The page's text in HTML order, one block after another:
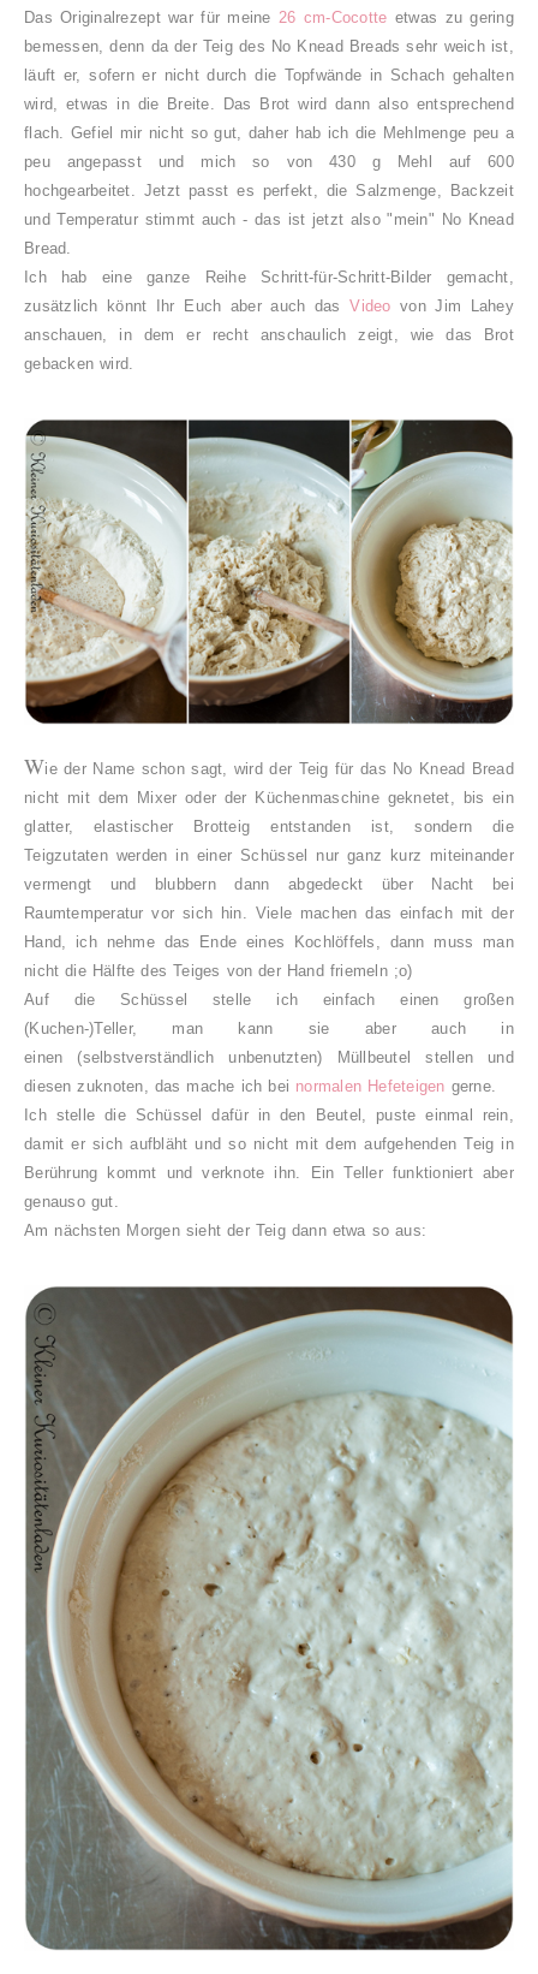
Das Originalrezept war für meine 26 cm-Cocotte etwas zu gering
bemessen, denn da der Teig des No Knead Breads sehr weich ist,
läuft er, sofern er nicht durch die Topfwände in Schach gehalten
wird, etwas in die Breite. Das Brot wird dann also entsprechend
flach. Gefiel mir nicht so gut, daher hab ich die Mehlmenge peu a
peu angepasst und mich so von 430 g Mehl auf 600
hochgearbeitet. Jetzt passt es perfekt, die Salzmenge, Backzeit
und Temperatur stimmt auch - das ist jetzt also "mein" No Knead
Bread.
Ich hab eine ganze Reihe Schritt-für-Schritt-Bilder gemacht,
zusätzlich könnt Ihr Euch aber auch dasVideo von Jim Lahey
anschauen, in dem er recht anschaulich zeigt, wie das Brot
gebacken wird.
Wie der Name schon sagt, wird der Teig für das No Knead Bread
nicht mit dem Mixer oder der Küchenmaschine geknetet, bis ein
glatter, elastischer Brotteig entstanden ist, sondern die
Teigzutaten werden in einer Schüssel nur ganz kurz miteinander
vermengt und blubbern dann abgedeckt über Nacht bei
Raumtemperatur vor sich hin. Viele machen das einfach mit der
Hand, ich nehme das Ende eines Kochlöffels, dann muss man
nicht die Hälfte des Teiges von der Hand friemeln ;o)
Auf die Schüssel stelle ich einfach einen großen
(Kuchen-)Teller, man kann sie aber auch in
einen (selbstverständlich unbenutzten) Müllbeutel stellen und
diesen zuknoten, das mache ich bei normalen Hefeteigen gerne.
Ich stelle die Schüssel dafür in den Beutel, puste einmal rein,
damit er sich aufbläht und so nicht mit dem aufgehenden Teig in
Berührung kommt und verknote ihn. Ein Teller funktioniert aber
genauso gut.
Am nächsten Morgen sieht der Teig dann etwa so aus: